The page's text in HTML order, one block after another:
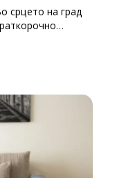
срцето на град